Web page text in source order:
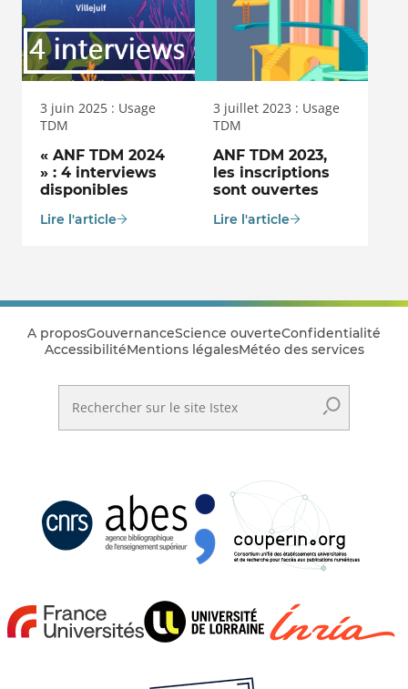
3 juin 2025 : Usage
TDM
« ANF TDM 2024
» : 4 interviews
disponibles
Lire l'article
3 juillet 2023 : Usage
TDM
ANF TDM 2023,
les inscriptions
sont ouvertes
Lire l'article
A proposGouvernanceScience ouverteConfidentialité
AccessibilitéMentions légalesMétéo des services